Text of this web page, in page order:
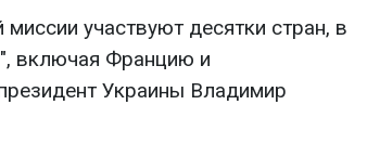
участвуют десятки стран, в
включая Францию и
Украины Владимир